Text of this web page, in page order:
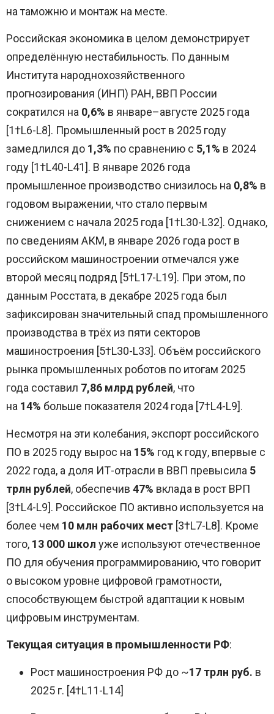
на таможню и монтаж на месте.
Российская экономика в целом демонстрирует
определённую нестабильность. По данным
Института народнохозяйственного
прогнозирования (ИНП) РАН, ВВП России
сократился на 0,6% в январе–августе 2025 года
[1†L6-L8]. Промышленный рост в 2025 году
замедлился до 1,3% по сравнению с 5,1% в 2024
году [1†L40-L41]. В январе 2026 года
промышленное производство снизилось на 0,8% в
годовом выражении, что стало первым
снижением с начала 2025 года [1†L30-L32]. Однако,
по сведениям АКМ, в январе 2026 года рост в
российском машиностроении отмечался уже
второй месяц подряд [5†L17-L19]. При этом, по
данным Росстата, в декабре 2025 года был
зафиксирован значительный спад промышленного
производства в трёх из пяти секторов
машиностроения [5†L30-L33]. Объём российского
рынка промышленных роботов по итогам 2025
года составил 7,86 млрд рублей, что
на 14% больше показателя 2024 года [7†L4-L9].
Несмотря на эти колебания, экспорт российского
ПО в 2025 году вырос на 15% год к году, впервые с
2022 года, а доля ИТ-отрасли в ВВП превысила 5
трлн рублей, обеспечив 47% вклада в рост ВРП
[3†L4-L9]. Российское ПО активно используется на
более чем 10 млн рабочих мест [3†L7-L8]. Кроме
того, 13 000 школ уже используют отечественное
ПО для обучения программированию, что говорит
о высоком уровне цифровой грамотности,
способствующем быстрой адаптации к новым
цифровым инструментам.
Текущая ситуация в промышленности РФ:
Рост машиностроения РФ до ~17 трлн руб. в
2025 г. [4†L11-L14]